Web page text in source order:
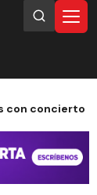
con concierto